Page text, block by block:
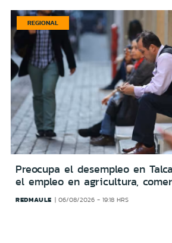
REGIONAL
Preocupa el desempleo en
el empleo en agricultura,
REDMAULE 06/08/2026 - 19:18 HRS